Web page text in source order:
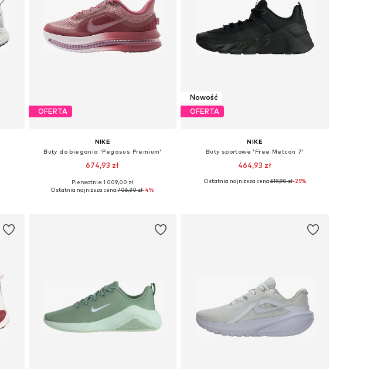
OFERTA
NIKE
Buty do biegania 'Pegasus Premium'
674,93 zł
Dostępne w różnych rozmiarach
Pierwotnie: 1 009,00 zł
Ostatnia najniższa cena:706,30 zł-4%
Nowość
OFERTA
NIKE
Buty sportowe 'Free Metcon 7'
464,93 zł
Dostępne w różnych rozmiarach
Ostatnia najniższa cena:619,90 zł-25%